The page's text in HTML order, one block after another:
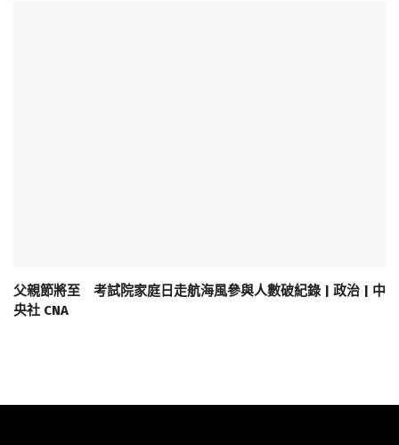
父親節將至 考試院家庭日走航海風參與人數破紀錄 | 政治 | 中
央社 CNA